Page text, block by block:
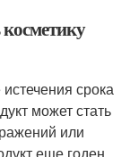
срока
может стать
или